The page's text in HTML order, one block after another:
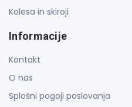
Kolesa in skiroji
Informacije
Kontakt
O nas
Splošni pogoji poslovanja